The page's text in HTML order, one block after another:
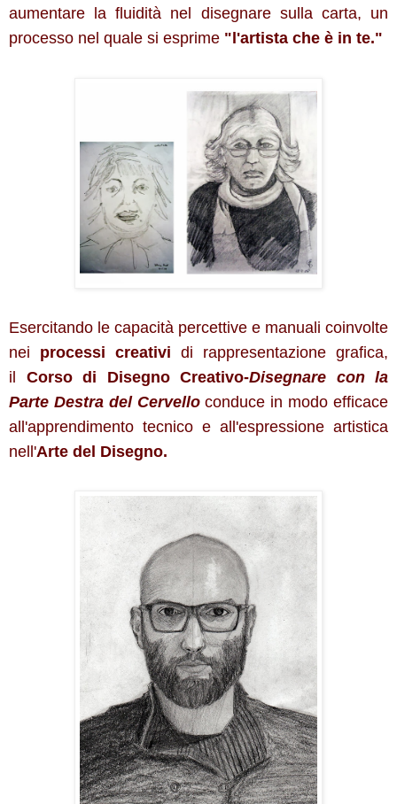
aumentare la fluidità nel disegnare sulla carta, un
processo nel quale si esprime "l'artista che è in te."
Esercitando le capacità percettive e manuali coinvolte
nei processi creativi di rappresentazione grafica,
il Corso di Disegno Creativo-Disegnare con la
Parte Destra del Cervelloconduce in modo efficace
all'apprendimento tecnico e all'espressione artistica
nell'Arte del Disegno.